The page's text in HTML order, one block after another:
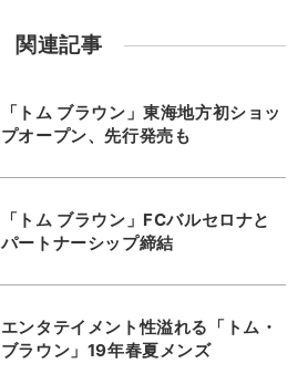
関連記事
「トム ブラウン」東海地方初ショッ
プオープン、先行発売も
「トム ブラウン」FCバルセロナと
パートナーシップ締結
エンタテイメント性溢れる「トム・
ブラウン」19年春夏メンズ